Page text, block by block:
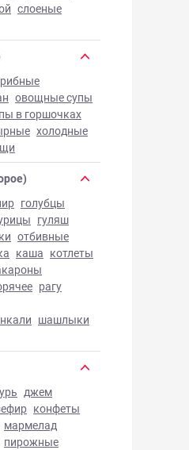
слоеные
овощные супы
в горшочках
холодные
щи
голубцы
гуляш
отбивные
каша котлеты
рагу
шашлыки
джем
конфеты
мармелад
пирожные